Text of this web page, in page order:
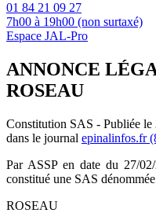
01 84 21 09 27
7h00 à 19h00 (non surtaxé)
Espace JAL-Pro
ANNONCE
ROSEAU
Constitution SAS - Publiée le
dans le journal epinalinfos.fr
Par ASSP en date du 27/
constitué une SAS
ROSEAU